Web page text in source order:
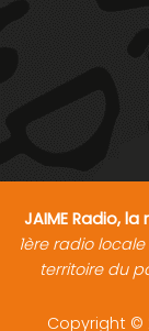
JAIME Radio,
1ère radio
territoire du
Copyright ©